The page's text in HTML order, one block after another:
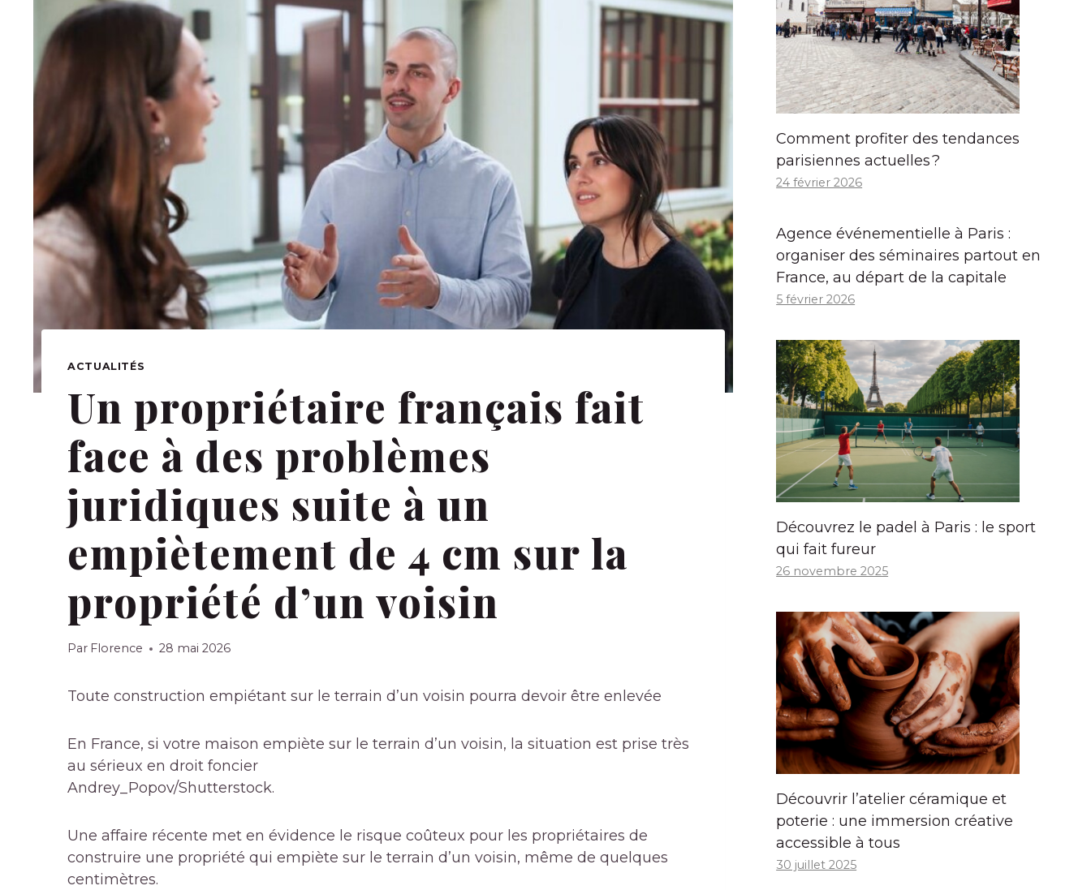
ACTUALITÉS
Un propriétaire français fait
face à des problèmes
juridiques suite à un
empiètement de 4 cm sur la
propriété d’un voisin
Par Florence 28 mai 2026
Toute construction empiétant sur le terrain d’un voisin pourra devoir être enlevée
En France, si votre maison empiète sur le terrain d’un voisin, la situation est prise très
au sérieux en droit foncier
Andrey_Popov/Shutterstock.
Une affaire récente met en évidence le risque coûteux pour les propriétaires de
construire une propriété qui empiète sur le terrain d’un voisin, même de quelques
centimètres.
Comment profiter des tendances
parisiennes actuelles ?
24 février 2026
Agence événementielle à Paris :
organiser des séminaires partout en
France, au départ de la capitale
5 février 2026
Découvrez le padel à Paris : le sport
qui fait fureur
26 novembre 2025
Découvrir l’atelier céramique et
poterie : une immersion créative
accessible à tous
30 juillet 2025